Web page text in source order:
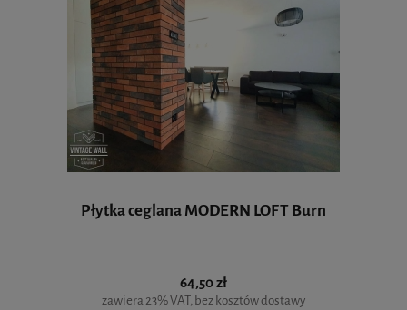
Płytka ceglana MODERN LOFT Burn
64,50 zł
zawiera 23% VAT, bez kosztów dostawy